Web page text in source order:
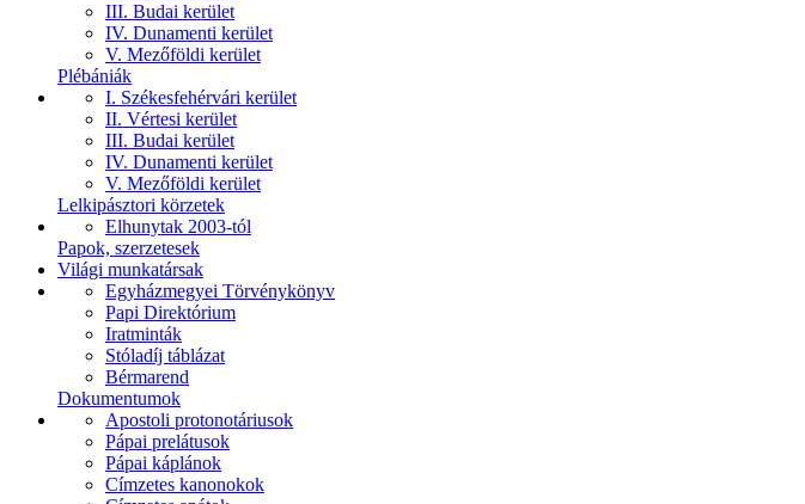
III. Budai kerület
IV. Dunamenti kerület
V. Mezőföldi kerület
Plébániák
I. Székesfehérvári kerület
II. Vértesi kerület
III. Budai kerület
IV. Dunamenti kerület
V. Mezőföldi kerület
Lelkipásztori körzetek
Elhunytak 2003-tól
Papok, szerzetesek
Világi munkatársak
Egyházmegyei Törvénykönyv
Papi Direktórium
Iratminták
Stóladíj táblázat
Bérmarend
Dokumentumok
Apostoli protonotáriusok
Pápai prelátusok
Pápai káplánok
Címzetes kanonokok